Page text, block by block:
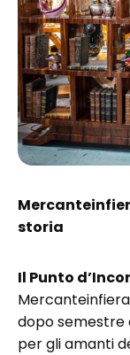
storia
Il Punto
dopo semestre
per gli amanti